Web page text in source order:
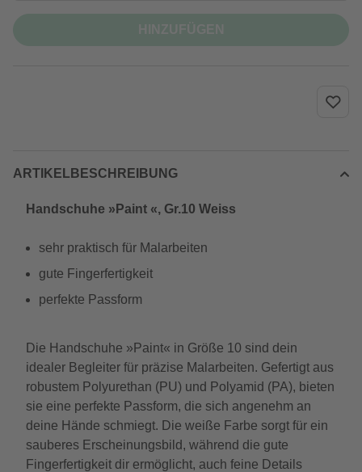
ARTIKELBESCHREIBUNG
Handschuhe »Paint «, Gr.10 Weiss
sehr praktisch für Malarbeiten
gute Fingerfertigkeit
perfekte Passform
Die Handschuhe »Paint« in Größe 10 sind dein
idealer Begleiter für präzise Malarbeiten. Gefertigt aus
robustem Polyurethan (PU) und Polyamid (PA), bieten
sie eine perfekte Passform, die sich angenehm an
deine Hände schmiegt. Die weiße Farbe sorgt für ein
sauberes Erscheinungsbild, während die gute
Fingerfertigkeit dir ermöglicht, auch feine Details